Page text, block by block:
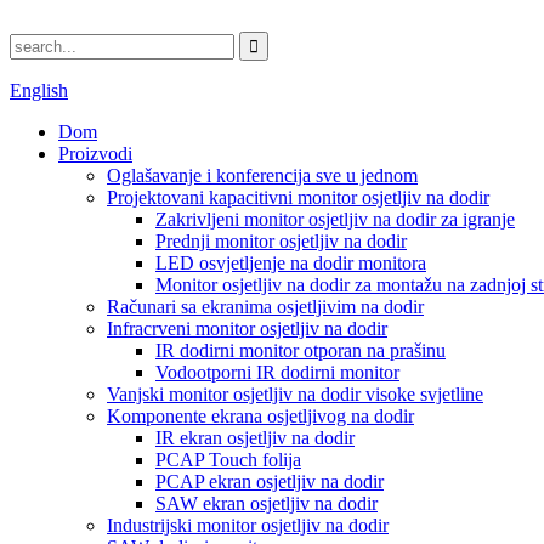
English
Dom
Proizvodi
Oglašavanje i konferencija sve u jednom
Projektovani kapacitivni monitor osjetljiv na dodir
Zakrivljeni monitor osjetljiv na dodir za igranje
Prednji monitor osjetljiv na dodir
LED osvjetljenje na dodir monitora
Monitor osjetljiv na dodir za montažu na zadnjoj
Računari sa ekranima osjetljivim na dodir
Infracrveni monitor osjetljiv na dodir
IR dodirni monitor otporan na prašinu
Vodootporni IR dodirni monitor
Vanjski monitor osjetljiv na dodir visoke svjetline
Komponente ekrana osjetljivog na dodir
IR ekran osjetljiv na dodir
PCAP Touch folija
PCAP ekran osjetljiv na dodir
SAW ekran osjetljiv na dodir
Industrijski monitor osjetljiv na dodir